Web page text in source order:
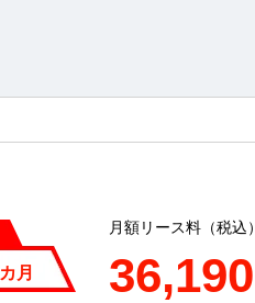
カ月
月額リース料（税込）
36,190